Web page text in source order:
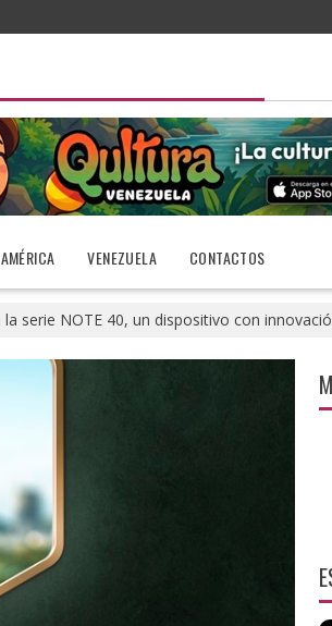
VENEZUELA CONTACTOS
serie NOTE 40, un dispositivo con